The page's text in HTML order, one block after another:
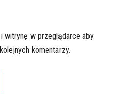
witrynę w przeglądarce aby
komentarzy.